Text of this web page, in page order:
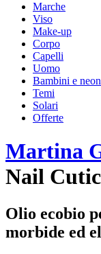
Marche
Viso
Make-up
Corpo
Capelli
Uomo
Bambini e
Temi
Solari
Offerte
Martina
Nail
Olio ecobio
morbide ed